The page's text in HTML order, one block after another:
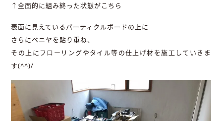
↑全面的に組み終った状態がこちら
表面に見えているパーティクルボードの上に
さらにベニヤを貼り重ね、
その上にフローリングやタイル等の仕上げ材を施工していきま
す(^^)/